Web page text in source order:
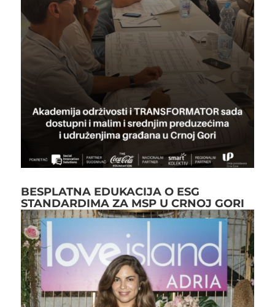
BESPLATNA EDUKACIJA O ESG
STANDARDIMA ZA MSP U CRNOJ GORI